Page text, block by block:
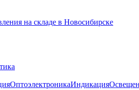
на складе в Новосибирске
ОптоэлектроникаИндикация